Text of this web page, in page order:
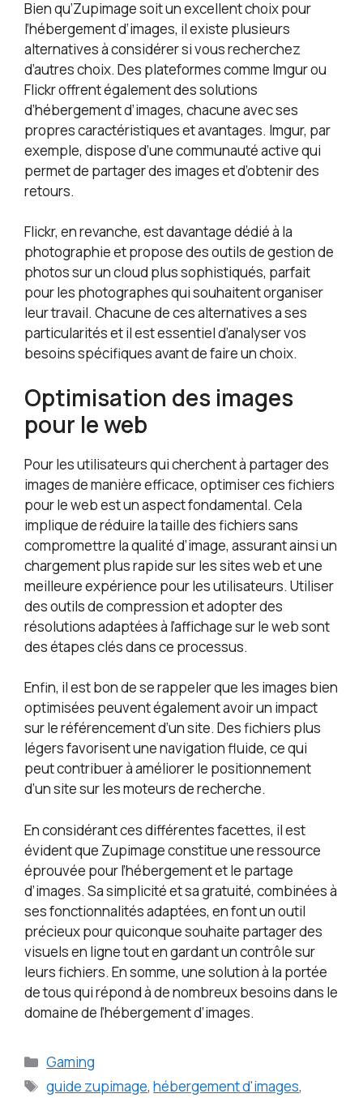
Bien qu’Zupimage soit un excellent choix pour
l’hébergement d’images, il existe plusieurs
alternatives à considérer si vous recherchez
d’autres choix. Des plateformes comme Imgur ou
Flickr offrent également des solutions
d’hébergement d’images, chacune avec ses
propres caractéristiques et avantages. Imgur, par
exemple, dispose d’une communauté active qui
permet de partager des images et d’obtenir des
retours.
Flickr, en revanche, est davantage dédié à la
photographie et propose des outils de gestion de
photos sur un cloud plus sophistiqués, parfait
pour les photographes qui souhaitent organiser
leur travail. Chacune de ces alternatives a ses
particularités et il est essentiel d’analyser vos
besoins spécifiques avant de faire un choix.
Optimisation des images
pour le web
Pour les utilisateurs qui cherchent à partager des
images de manière efficace, optimiser ces fichiers
pour le web est un aspect fondamental. Cela
implique de réduire la taille des fichiers sans
compromettre la qualité d’image, assurant ainsi un
chargement plus rapide sur les sites web et une
meilleure expérience pour les utilisateurs. Utiliser
des outils de compression et adopter des
résolutions adaptées à l’affichage sur le web sont
des étapes clés dans ce processus.
Enfin, il est bon de se rappeler que les images bien
optimisées peuvent également avoir un impact
sur le référencement d’un site. Des fichiers plus
légers favorisent une navigation fluide, ce qui
peut contribuer à améliorer le positionnement
d’un site sur les moteurs de recherche.
En considérant ces différentes facettes, il est
évident que Zupimage constitue une ressource
éprouvée pour l’hébergement et le partage
d’images. Sa simplicité et sa gratuité, combinées à
ses fonctionnalités adaptées, en font un outil
précieux pour quiconque souhaite partager des
visuels en ligne tout en gardant un contrôle sur
leurs fichiers. En somme, une solution à la portée
de tous qui répond à de nombreux besoins dans le
domaine de l’hébergement d’images.
Catégories
Gaming
Étiquettes
guide zupimage,hébergement d'images,